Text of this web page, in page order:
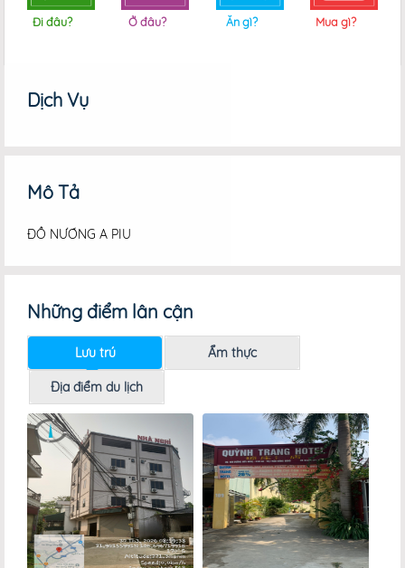
Đi đâu? Ở đâu? Ăn gì? Mua gì?
Dịch Vụ
Mô Tả
ĐỒ NƯỚNG A PIU
Những điểm lân cận
Lưu trú Ẩm thực
Địa điểm du lịch